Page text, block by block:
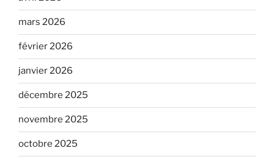
mars 2026
février 2026
janvier 2026
décembre 2025
novembre 2025
octobre 2025